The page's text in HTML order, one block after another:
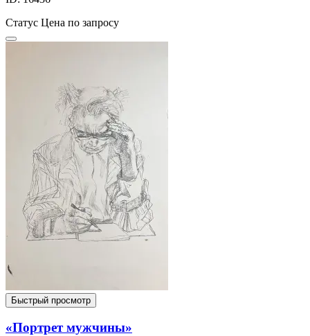
Статус Цена по запросу
Быстрый просмотр
«Портрет мужчины»